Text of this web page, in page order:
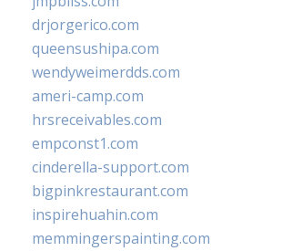
drjorgerico.com
queensushipa.com
wendyweimerdds.com
ameri-camp.com
hrsreceivables.com
empconst1.com
cinderella-support.com
bigpinkrestaurant.com
inspirehuahin.com
memmingerspainting.com